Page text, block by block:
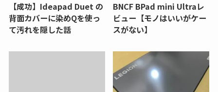
【成功】Ideapad Duet の
背面カバーに染めQを使っ
て汚れを隠した話
BNCF BPad mini Ultraレ
ビュー【モノはいいがケー
スがない】